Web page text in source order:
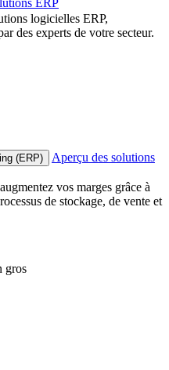
ERP
logicielles ERP,
des experts de votre secteur.
(ERP)
Aperçu des solutions
vos marges grâce à
de stockage, de vente et
gros